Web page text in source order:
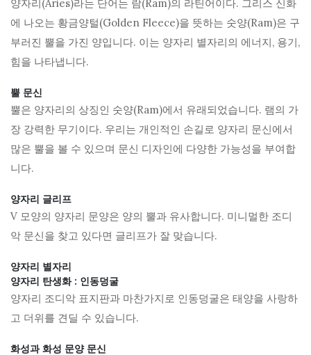
양자리(Aries)라는 단어는 람(Ram)의 라틴어이다. 그리스 신화
에 나오는 황금양털(Golden Fleece)을 뜻하는 숫양(Ram)은 구
부러진 뿔을 가진 양입니다. 이는 양자리 별자리의 에너지, 용기,
힘을 나타냅니다.
뿔 문신
뿔은 양자리의 상징인 숫양(Ram)에서 유래되었습니다. 램의 가
장 강력한 무기이다. 우리는 개인적인 손길로 양자리 문신에서
많은 뿔을 볼 수 있으며 문신 디자인에 다양한 가능성을 부여합
니다.
양자리 글리프
V 모양의 양자리 문양은 양의 뿔과 유사합니다. 미니멀한 조디
악 문신을 찾고 있다면 글리프가 잘 맞습니다.
양자리 별자리
양자리 탄생화 : 인동덩굴
양자리 조디악 표지판과 마찬가지로 인동덩굴은 태양을 사랑하
고 더위를 견딜 수 있습니다.
화성과 화성 문양 문신